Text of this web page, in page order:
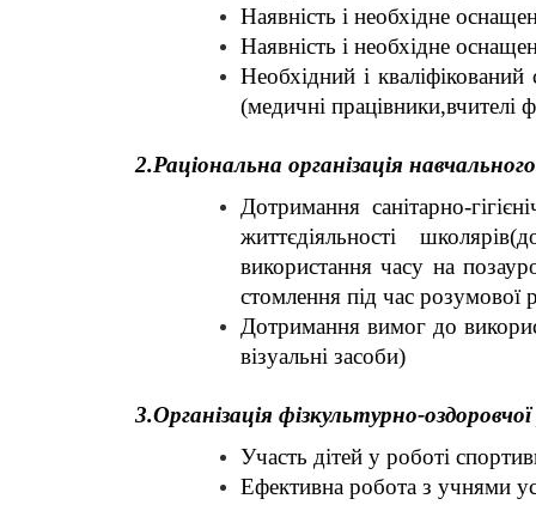
Наявність і необхідне
Наявність і необхідне
Необхідний і
(медичні працівники,вчителі
2.Раціональна організація
Дотримання санітарно-
життєдіяльності
використання часу на
стомлення під час розумової
Дотримання вимог до
візуальні засоби)
3.Організація фізкультурно-
Участь дітей у роботі
Ефективна робота з учнями